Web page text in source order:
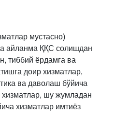
мустасно)
айланма ҚҚС солишдан
тиббий ёрдамга ва
доир хизматлар,
ва даволаш бўйича
хизматлар, шу жумладан
хизматлар имтиёз